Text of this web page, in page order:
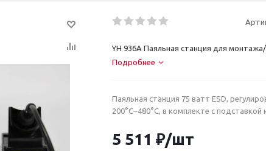
YH 936A Паяльная станция для
Подробнее
Паяльная станция 75 ватт ESD,
200°C~480°C, в комплекте с подставкой
5 511 ₽/шт